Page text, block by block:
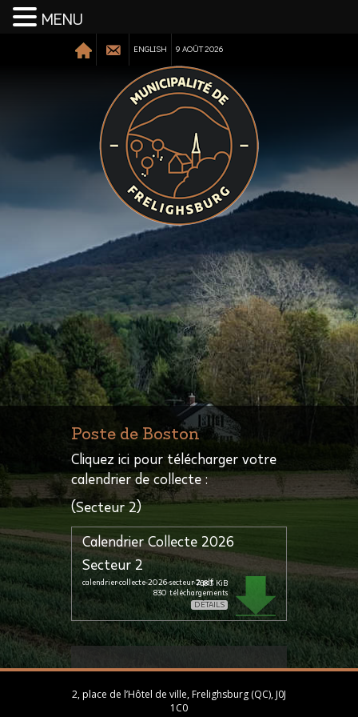
ENGLISH 9 AOÛT 2026
Poste de Boston
Cliquez ici pour télécharger votre
calendrier de collecte :
(Secteur 2)
Calendrier Collecte 2026
Secteur 2
calendrier-collecte-2026-secteur-2.pdf768.3 KiB
830 téléchargements
DÉTAILS
2, place de l’Hôtel de ville, Frelighsburg (QC), J0J
1C0
MENU